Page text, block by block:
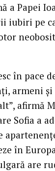
a Papei
iubiri pe
în pace
armeni și
afirmă
Sofia a
în
are